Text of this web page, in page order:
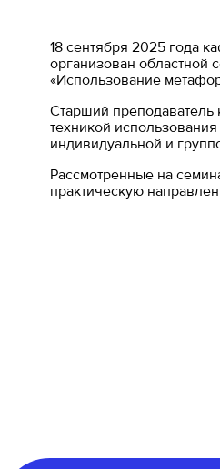
18 сентября 2025 года
организован областной
«Использование
Старший
техникой
индивидуальной и
Рассмотренные на
практическую